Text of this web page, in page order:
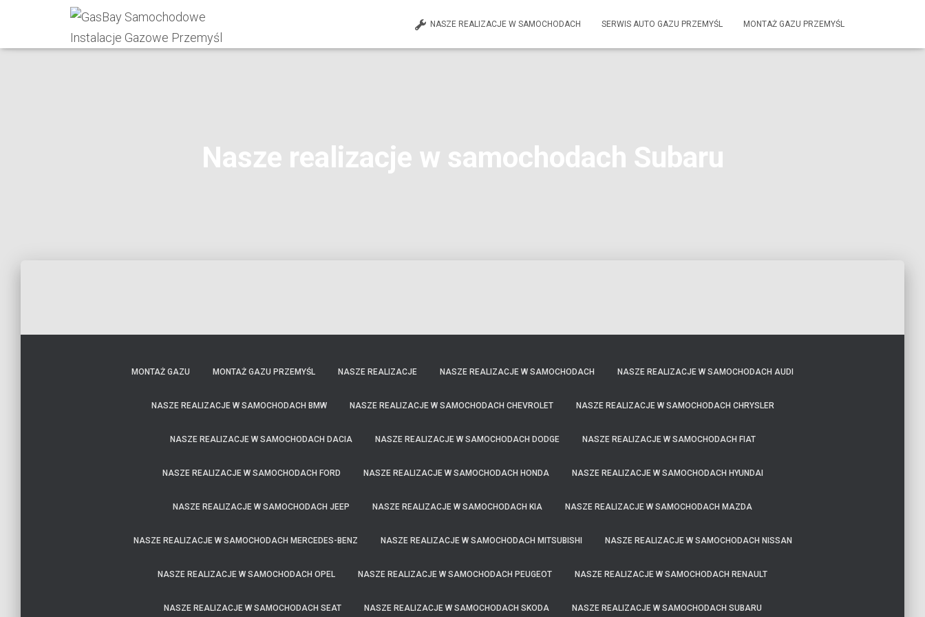
NASZE REALIZACJE W SAMOCHODACH SERWIS AUTO GAZU PRZEMYŚL MONTAŻ GAZU PRZEMYŚL
Nasze realizacje w samochodach Subaru
MONTAŻ GAZU MONTAŻ GAZU PRZEMYŚL NASZE REALIZACJE NASZE REALIZACJE W SAMOCHODACH NASZE REALIZACJE W SAMOCHODACH AUDI
NASZE REALIZACJE W SAMOCHODACH BMW NASZE REALIZACJE W SAMOCHODACH CHEVROLET NASZE REALIZACJE W SAMOCHODACH CHRYSLER
NASZE REALIZACJE W SAMOCHODACH DACIA NASZE REALIZACJE W SAMOCHODACH DODGE NASZE REALIZACJE W SAMOCHODACH FIAT
NASZE REALIZACJE W SAMOCHODACH FORD NASZE REALIZACJE W SAMOCHODACH HONDA NASZE REALIZACJE W SAMOCHODACH HYUNDAI
NASZE REALIZACJE W SAMOCHODACH JEEP NASZE REALIZACJE W SAMOCHODACH KIA NASZE REALIZACJE W SAMOCHODACH MAZDA
NASZE REALIZACJE W SAMOCHODACH MERCEDES-BENZ NASZE REALIZACJE W SAMOCHODACH MITSUBISHI NASZE REALIZACJE W SAMOCHODACH NISSAN
NASZE REALIZACJE W SAMOCHODACH OPEL NASZE REALIZACJE W SAMOCHODACH PEUGEOT NASZE REALIZACJE W SAMOCHODACH RENAULT
NASZE REALIZACJE W SAMOCHODACH SEAT NASZE REALIZACJE W SAMOCHODACH SKODA NASZE REALIZACJE W SAMOCHODACH SUBARU